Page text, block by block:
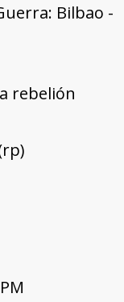
Bilbao -
rebelión